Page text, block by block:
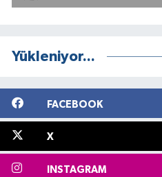
Yükleniyor...
FACEBOOK
X
INSTAGRAM